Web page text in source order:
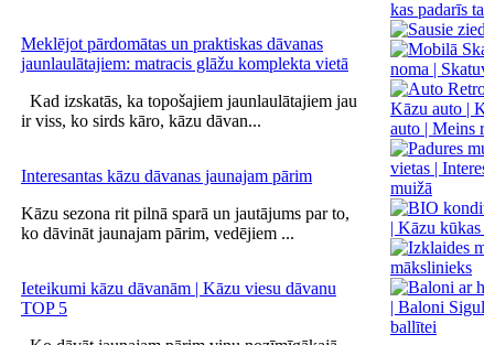
Meklējot pārdomātas un praktiskas dāvanas
jaunlaulātajiem: matracis glāžu komplekta vietā
Kad izskatās, ka topošajiem jaunlaulātajiem jau
ir viss, ko sirds kāro, kāzu dāvan...
Interesantas kāzu dāvanas jaunajam pārim
Kāzu sezona rit pilnā sparā un jautājums par to,
ko dāvināt jaunajam pārim, vedējiem ...
Ieteikumi kāzu dāvanām | Kāzu viesu dāvanu
TOP 5